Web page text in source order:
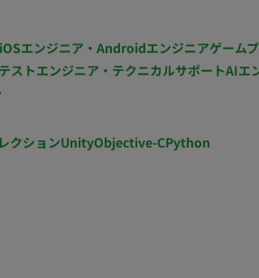
iOSエンジニア・Androidエンジニアゲーム
テストエンジニア・テクニカルサポートAIエ
クションUnityObjective-CPython